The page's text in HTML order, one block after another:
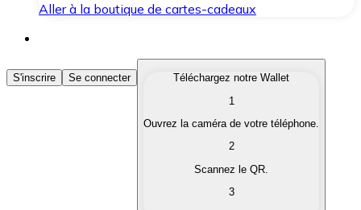
Aller à la boutique de cartes-cadeaux
Acheter des Cryptomonnaies
Achetez les cryptomonnaies qui vous intéressent
Convertissez vos cryptomonnaies en monnaie
S'inscrire Se connecter
Téléchargez notre Wallet
1
Ouvrez la caméra de votre téléphone.
2
Scannez le QR.
3